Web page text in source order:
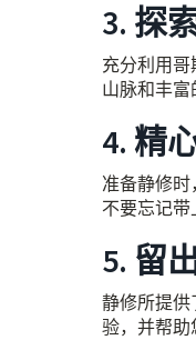
3. 探
充分利用
山脉和丰富
4. 精
准备静修
不要忘记带
5. 留
静修所提供
验，并帮助